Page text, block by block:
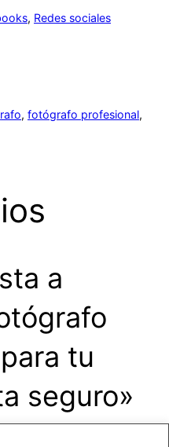
, Redes sociales
, fotógrafo profesional
a
tu
seguro»